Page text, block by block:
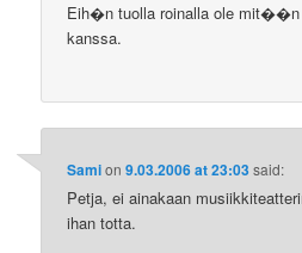
Eih�n tuolla roinalla ole
kanssa.
Samion9.03.2006 at 23:03said:
Petja, ei ainakaan
ihan totta.